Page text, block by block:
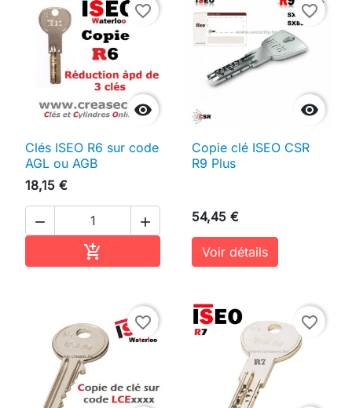

favorite_border
Clés ISEO R6 sur code
AGL ou AGB
18,15 €
 
 Ajouter au panier

favorite_border
Copie clé ISEO CSR
R9 Plus
54,45 €
Voir détails
favorite_border favorite_border